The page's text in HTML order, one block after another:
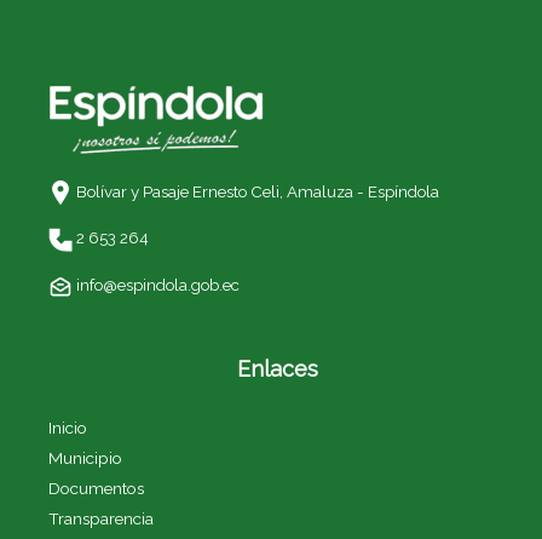
Bolívar y Pasaje Ernesto Celi, Amaluza - Espíndola
2 653 264
info@espindola.gob.ec
Enlaces
Inicio
Municipio
Documentos
Transparencia